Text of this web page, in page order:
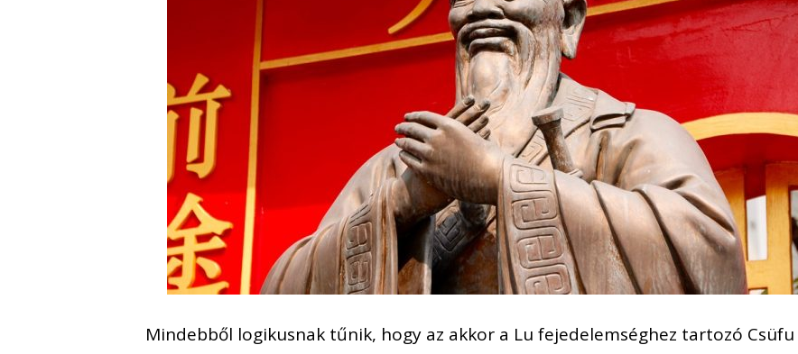
Mindebből logikusnak tűnik, hogy az akkor a Lu fejedelemséghez tartozó Csüfu